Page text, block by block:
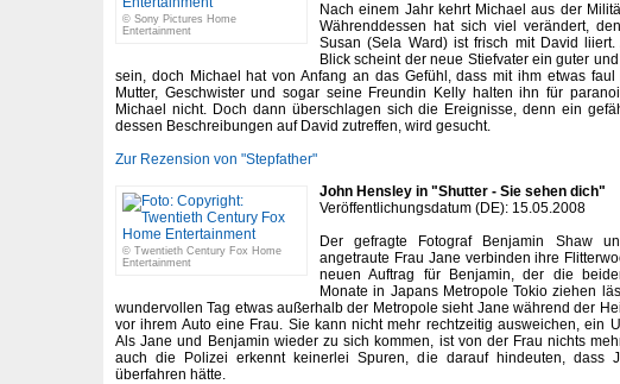
© Sony Pictures Home
Entertainment
Nach einem Jahr kehrt Michael aus der
Währenddessen hat sich viel verändert,
Susan (Sela Ward) ist frisch mit David liiert.
Blick scheint der neue Stiefvater ein guter
sein, doch Michael hat von Anfang an das Gefühl, dass mit ihm etwas faul
Mutter, Geschwister und sogar seine Freundin Kelly halten ihn für
Michael nicht. Doch dann überschlagen sich die Ereignisse, denn ein
dessen Beschreibungen auf David zutreffen, wird gesucht.
Zur Rezension von "Stepfather"
© Twentieth Century Fox Home
Entertainment
John Hensley in "Shutter - Sie sehen dich"
Veröffentlichungsdatum (DE): 15.05.2008
Der gefragte Fotograf Benjamin Shaw
angetraute Frau Jane verbinden ihre
neuen Auftrag für Benjamin, der die
Monate in Japans Metropole Tokio ziehen
wundervollen Tag etwas außerhalb der Metropole sieht Jane während der
vor ihrem Auto eine Frau. Sie kann nicht mehr rechtzeitig ausweichen, ein
Als Jane und Benjamin wieder zu sich kommen, ist von der Frau nichts
auch die Polizei erkennt keinerlei Spuren, die darauf hindeuten, dass
überfahren hätte.